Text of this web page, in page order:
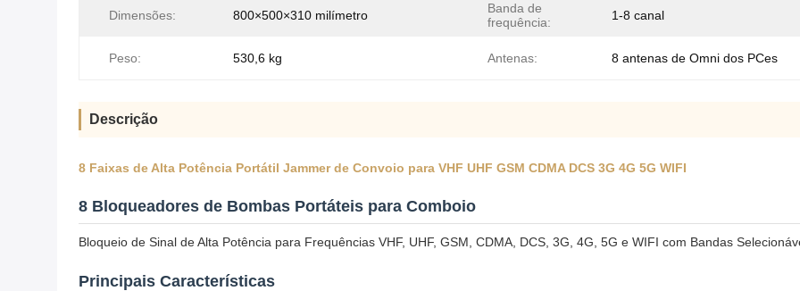
Dimensões: 800×500×310 milímetro
Banda de
frequência:
1-8 canal
Peso: 530,6 kg Antenas: 8 antenas de Omni dos PCes
Descrição
8 Faixas de Alta Potência Portátil Jammer de Convoio para VHF UHF GSM CDMA DCS 3G 4G 5G WIFI
8 Bloqueadores de Bombas Portáteis para Comboio
Bloqueio de Sinal de Alta Potência para Frequências VHF, UHF, GSM, CDMA, DCS, 3G, 4G, 5G e WIFI com Bandas
Principais Características